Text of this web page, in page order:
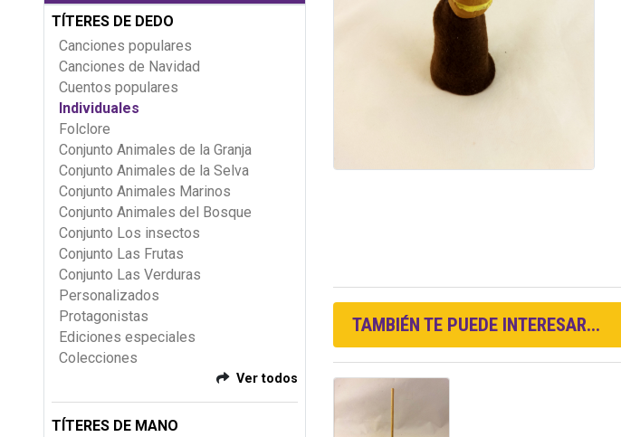
TÍTERES DE DEDO
Canciones populares
Canciones de Navidad
Cuentos populares
Individuales
Folclore
Conjunto Animales de la Granja
Conjunto Animales de la Selva
Conjunto Animales Marinos
Conjunto Animales del Bosque
Conjunto Los insectos
Conjunto Las Frutas
Conjunto Las Verduras
Personalizados
Protagonistas
Ediciones especiales
Colecciones
Ver todos
TÍTERES DE MANO
TAMBIÉN TE PUEDE INTERESAR...